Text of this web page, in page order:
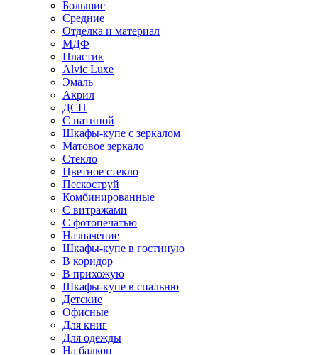
Большие
Средние
Отделка и материал
МДФ
Пластик
Alvic Luxe
Эмаль
Акрил
ДСП
С патиной
Шкафы-купе с зеркалом
Матовое зеркало
Стекло
Цветное стекло
Пескоструй
Комбинированные
С витражами
С фотопечатью
Назначение
Шкафы-купе в гостиную
В коридор
В прихожую
Шкафы-купе в спальню
Детские
Офисные
Для книг
Для одежды
На балкон